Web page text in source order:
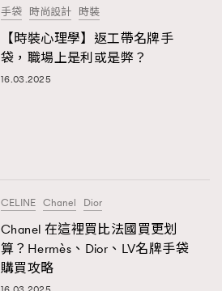
手袋 時尚設計 時裝
【時裝心理學】返工帶名牌手
袋，職場上是利或是弊？
16.03.2025
CELINE Chanel Dior
Chanel 在這裡買比法國買更划
算？Hermès、Dior、LV名牌手袋
購買攻略